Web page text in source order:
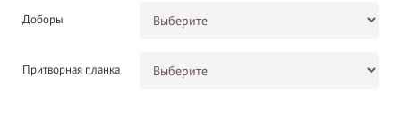
Доборы
Притворная планка